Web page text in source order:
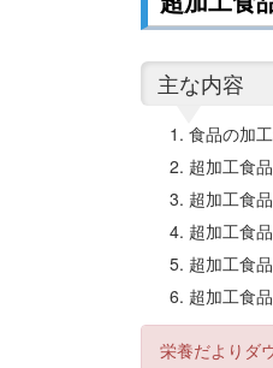
主な内容
食品の加
超加工食
超加工食
超加工食
超加工食
超加工食
栄養だより